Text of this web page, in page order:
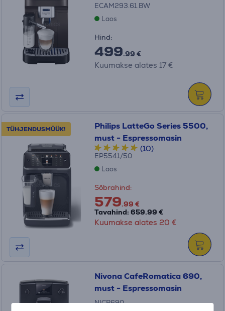
ECAM293.61.BW
Laos
Hind:
499.99 €
Kuumakse alates 17 €
TÜHJENDUSMÜÜK!
Philips LatteGo Series 5500,
must - Espressomasin
(10)
EP5541/50
Laos
Sõbrahind:
579.99 €
Tavahind: 659.99 €
Kuumakse alates 20 €
Nivona CafeRomatica 690,
must - Espressomasin
NICR690